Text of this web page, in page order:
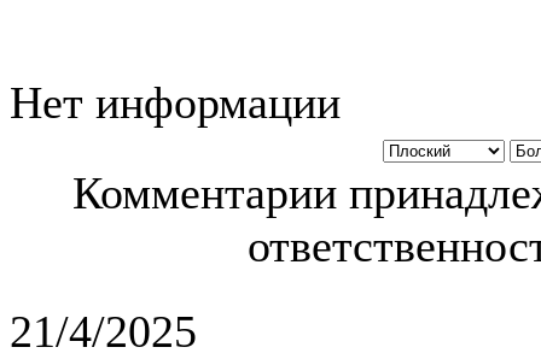
Нет информации
Комментарии
21/4/2025